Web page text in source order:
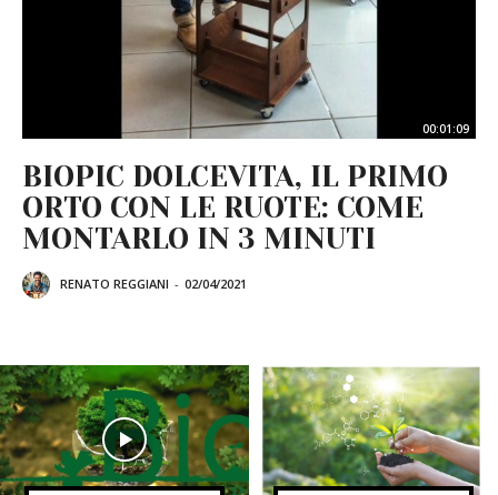
00:01:09
BIOPIC DOLCEVITA, IL PRIMO
ORTO CON LE RUOTE: COME
MONTARLO IN 3 MINUTI
RENATO REGGIANI - 02/04/2021